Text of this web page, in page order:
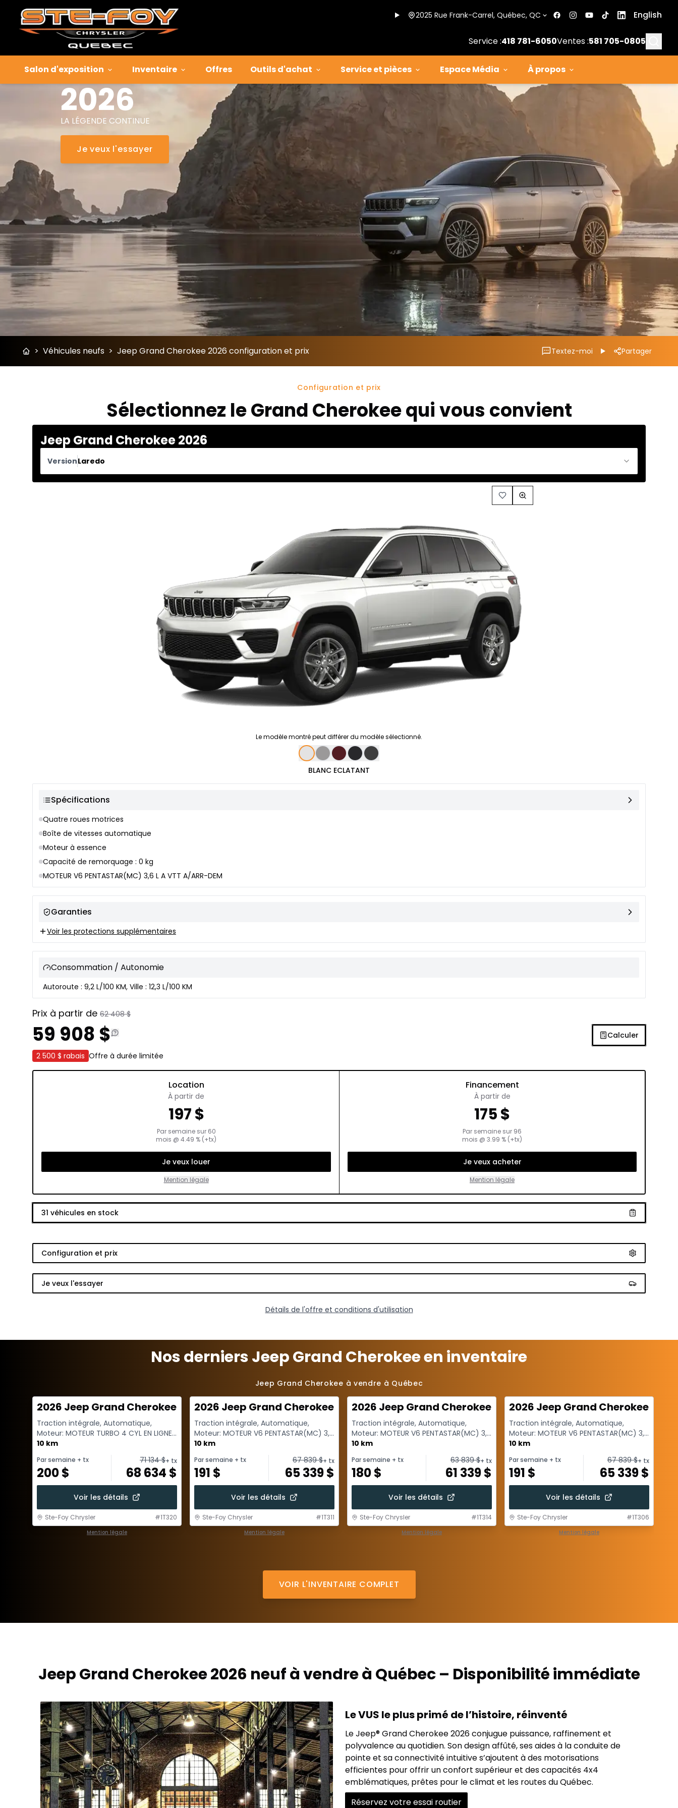
2025 Rue Frank-Carrel, Québec, QC English
Service :418 781-6050Ventes :581 705-0805
Salon d'exposition Inventaire Offres Outils d'achat Service et pièces Espace Média À propos
Jeep
Grand
Cherokee
2026
LA LÉGENDE CONTINUE
Je veux l'essayer
> Véhicules neufs > Jeep Grand Cherokee 2026 configuration et prix Textez-moi Partager
Configuration et prix
Sélectionnez le Grand Cherokee qui vous convient
Jeep Grand Cherokee 2026
VersionLaredo
Le modèle montré peut différer du modèle sélectionné.
BLANC ECLATANT
Spécifications
Quatre roues motrices
Boîte de vitesses automatique
Moteur à essence
Capacité de remorquage : 0 kg
MOTEUR V6 PENTASTAR(MC) 3,6 L A VTT A/ARR-DEM
Garanties
Voir les protections supplémentaires
Consommation / Autonomie
Autoroute : 9,2 L/100 KM, Ville : 12,3 L/100 KM
Prix à partir de 62 408$
59 908 $ Calculer
2 500 $ rabais Offre à durée limitée
Location
À partir de
197$
Par semaine sur 60
mois @ 4.49 % (+tx)
Je veux louer
Mention légale
Financement
À partir de
175$
Par semaine sur 96
mois @ 3.99 % (+tx)
Je veux acheter
Mention légale
31 véhicules en stock
Configuration et prix
Je veux l'essayer
Détails de l'offre et conditions d'utilisation
Nos derniers Jeep Grand Cherokee en inventaire
Jeep Grand Cherokee à vendre à Québec
2026 Jeep Grand Cherokee Altitude
Traction intégrale, Automatique,
Moteur: MOTEUR TURBO 4 CYL EN LIGNE
GME EVO 2 L A/ARR-DEM - 4 Cyl. ...
10 km
Par semaine + tx
200$
71 134$+ tx
68 634 $
Voir les détails
Ste-Foy Chrysler #1T320
Mention légale
2026 Jeep Grand Cherokee Laredo X
Traction intégrale, Automatique,
Moteur: MOTEUR V6 PENTASTAR(MC) 3,6
L A VTT A/ARR-DEM - 6 Cyl. - Es...
10 km
Par semaine + tx
191 $
67 839$+ tx
65 339$
Voir les détails
Ste-Foy Chrysler #1T311
Mention légale
2026 Jeep Grand Cherokee Laredo
Traction intégrale, Automatique,
Moteur: MOTEUR V6 PENTASTAR(MC) 3,6
L A VTT A/ARR-DEM - 6 Cyl. - Es...
10 km
Par semaine + tx
180$
63 839$+ tx
61 339$
Voir les détails
Ste-Foy Chrysler #1T314
Mention légale
2026 Jeep Grand Cherokee
Traction intégrale, Automatique,
Moteur: MOTEUR V6 PENTASTAR(MC) 3,6
L A VTT A/ARR-DEM - 6 Cyl. - Es...
10 km
Par semaine + tx
191 $
67 839$+ tx
65 339$
Voir les détails
Ste-Foy Chrysler #1T306
Mention légale
VOIR L'INVENTAIRE COMPLET
Jeep Grand Cherokee 2026 neuf à vendre à Québec – Disponibilité immédiate
Le VUS le plus primé de l’histoire, réinventé
Le Jeep® Grand Cherokee 2026 conjugue puissance, raffinement et
polyvalence au quotidien. Son design affûté, ses aides à la conduite de
pointe et sa connectivité intuitive s’ajoutent à des motorisations
efficientes pour offrir un confort supérieur et des capacités 4x4
emblématiques, prêtes pour le climat et les routes du Québec.
Réservez votre essai routier